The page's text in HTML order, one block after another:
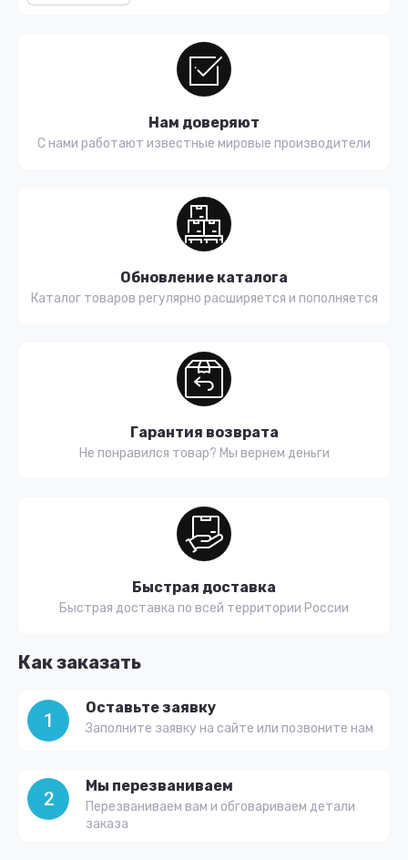
Как заказать
1
Оставьте заявку
Заполните заявку на сайте или позвоните нам
2
Мы перезваниваем
Перезваниваем вам и обговариваем детали
заказа
Нам доверяют
С нами работают известные мировые производители
Обновление каталога
Каталог товаров регулярно расширяется и пополняется
Гарантия возврата
Не понравился товар? Мы вернем деньги
Быстрая доставка
Быстрая доставка по всей территории России